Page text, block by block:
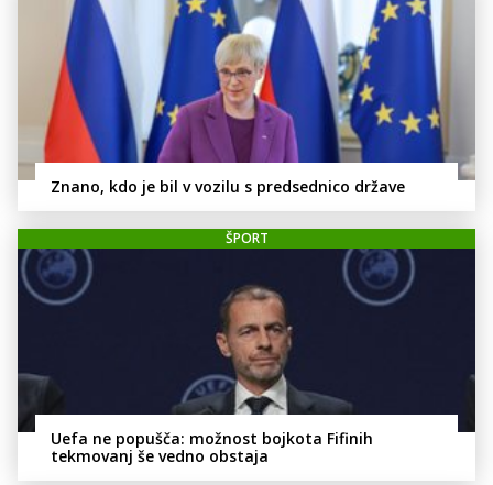
Znano, kdo je bil v vozilu s predsednico države
ŠPORT
Uefa ne popušča: možnost bojkota Fifinih
tekmovanj še vedno obstaja